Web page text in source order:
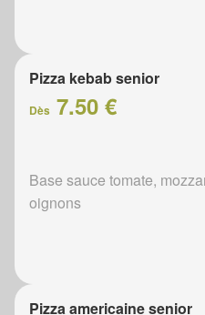
Pizza kebab senior
Dès 7.50 €
Base sauce tomate,
oignons
Pizza americaine senior